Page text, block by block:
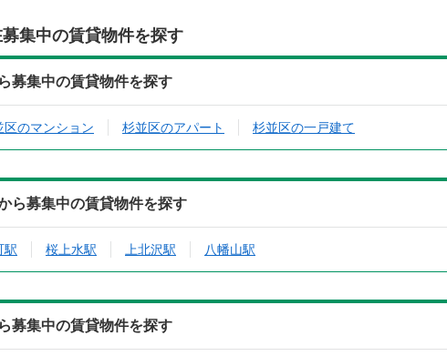
集中の賃貸物件を探す
募集中の賃貸物件を探す
区のマンション 杉並区のアパート 杉並区の一戸建て
ら募集中の賃貸物件を探す
駅 桜上水駅 上北沢駅 八幡山駅
募集中の賃貸物件を探す